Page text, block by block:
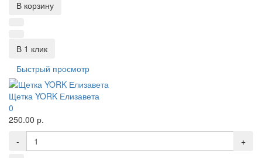
В корзину
В 1 клик
Быстрый просмотр
Щетка YORK Елизавета
0
250.00 р.
-
+